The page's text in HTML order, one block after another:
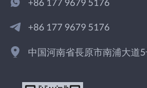
+86 177 9679 5176
+86 177 9679 5176
中国河南省長原市南浦大道5